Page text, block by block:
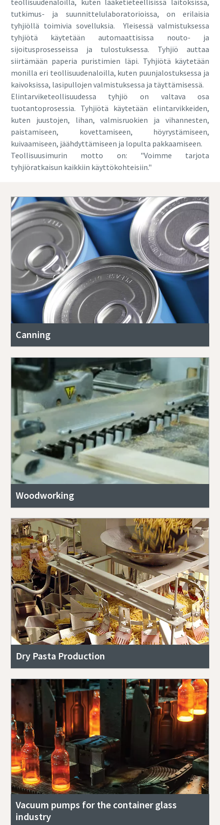
teollisuudenaloilla, kuten lääketieteellisissä laitoksissa,
tutkimus- ja suunnittelulaboratorioissa, on erilaisia
tyhjiöllä toimivia sovelluksia. Yleisessä valmistuksessa
tyhjiötä käytetään automaattisissa nouto- ja
sijoitusprosesseissa ja tulostuksessa. Tyhjiö auttaa
siirtämään paperia puristimien läpi. Tyhjiötä käytetään
monilla eri teollisuudenaloilla, kuten puunjalostuksessa ja
kaivoksissa, lasipullojen valmistuksessa ja täyttämisessä.
Elintarviketeollisuudessa tyhjiö on valtava osa
tuotantoprosessia. Tyhjiötä käytetään elintarvikkeiden,
kuten juustojen, lihan, valmisruokien ja vihannesten,
paistamiseen, kovettamiseen, höyrystämiseen,
kuivaamiseen, jäähdyttämiseen ja lopulta pakkaamiseen.
Teollisuusimurin motto on: "Voimme tarjota
tyhjiöratkaisun kaikkiin käyttökohteisiin."
Canning
Woodworking
Dry Pasta Production
Vacuum pumps for the container glass
industry
Postitoimipaikka
Postinumero
Pyyntö
Kysymykset tai pyynnöt
By submitting this request, Atlas
Copco will be able to contact you
through the collected
information. More information
can be found in our privacy policy.
I have read and accepted the
privacy policy
I agree to receive
notification about new
Copco Vacuum.
Submit
En ole robotti
Aloita vahvistus klikkaamalla
FriendlyCaptcha ⇗